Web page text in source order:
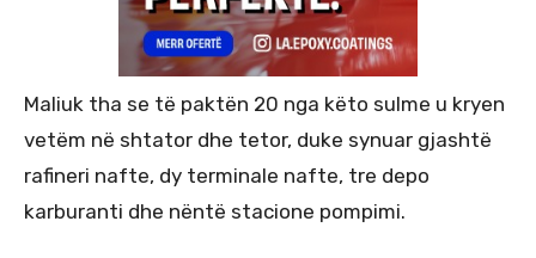
Maliuk tha se të paktën 20 nga këto sulme u kryen
vetëm në shtator dhe tetor, duke synuar gjashtë
rafineri nafte, dy terminale nafte, tre depo
karburanti dhe nëntë stacione pompimi.